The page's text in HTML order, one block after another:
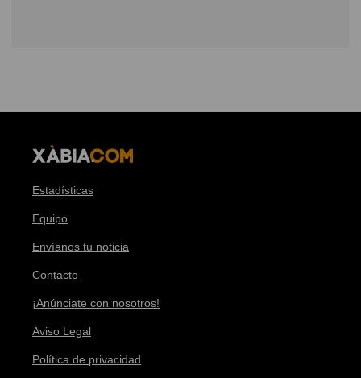
Estadísticas
Equipo
Envíanos tu noticia
Contacto
¡Anúnciate con nosotros!
Aviso Legal
Política de privacidad